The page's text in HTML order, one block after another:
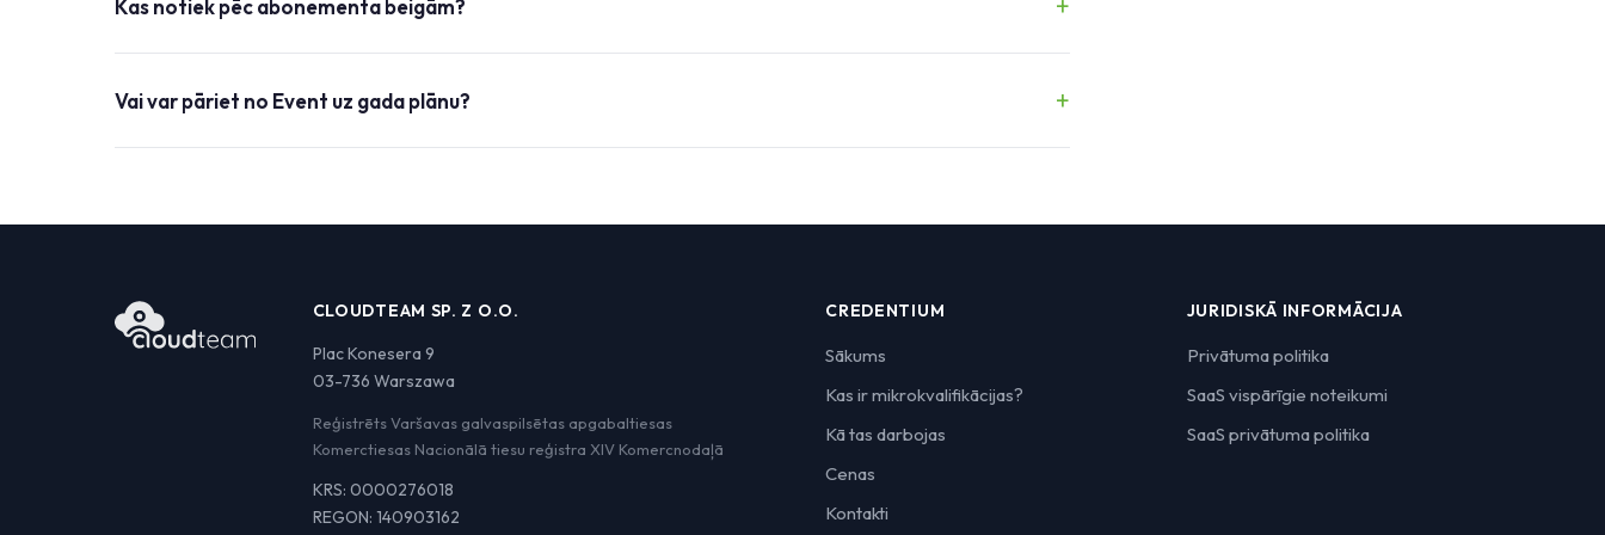
Kas notiek pēc abonementa beigām?
Vai var pāriet no Event uz gada plānu?
CLOUDTEAM SP. Z O.O.
Plac Konesera 9
03-736 Warszawa
Reģistrēts Varšavas galvaspilsētas apgabaltiesas
Komerctiesas Nacionālā tiesu reģistra XIV Komercnodaļā
KRS: 0000276018
REGON: 140903162
CREDENTIUM
Sākums
Kas ir mikrokvalifikācijas?
Kā tas darbojas
Cenas
Kontakti
JURIDISKĀ INFORMĀCIJA
Privātuma politika
SaaS vispārīgie noteikumi
SaaS privātuma politika